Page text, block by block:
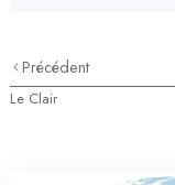
Précédent
Le Clair